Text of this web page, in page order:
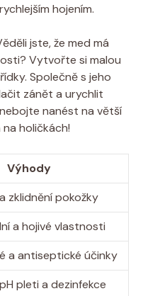
hojením.
jste, že med má
Vytvořte si malou
Společně s jeho
zánět a urychlit
nanést na větší
holičkách!
Výhody
zklidnění pokožky
a hojivé vlastnosti
a antiseptické účinky
pleti a dezinfekce